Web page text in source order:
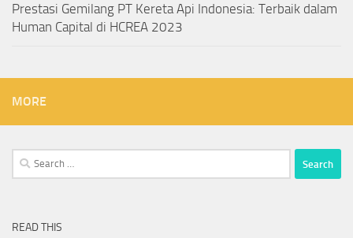
Prestasi Gemilang PT Kereta Api Indonesia: Terbaik dalam
Human Capital di HCREA 2023
MORE
Search
for:
READ THIS